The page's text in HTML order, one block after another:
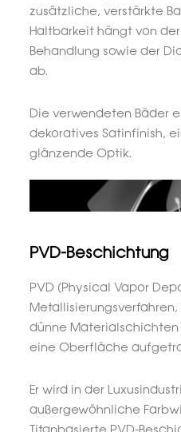
zusätzliche, verstärkte
Haltbarkeit hängt von
Behandlung sowie der
ab.
Die verwendeten Bäder
dekoratives Satinfinish,
glänzende Optik.
PVD-Beschichtung
PVD (Physical Vapor
dünne
eine Oberfläche
Er wird in der
außergewöhnliche